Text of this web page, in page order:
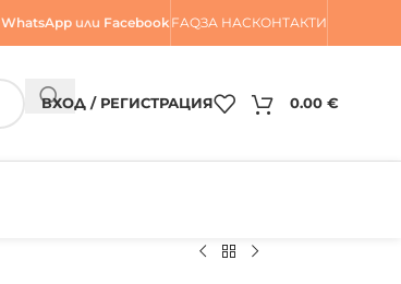
WhatsAppили FacebookFAQЗА НАСКОНТАКТИ
ВХОД / РЕГИСТРАЦИЯ 0.00 €